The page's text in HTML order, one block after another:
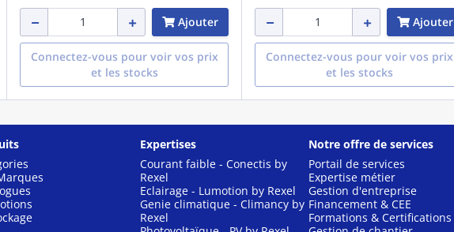
Ajouter
Connectez-vous pour voir vos prix
et les stocks
Ajouter
Connectez-vous pour voir vos prix
et les stocks
Expertises
Courant faible - Conectis by
Rexel
Eclairage - Lumotion by Rexel
Genie climatique - Climancy by
Rexel
Notre offre de services
Portail de services
Expertise métier
Gestion d'entreprise
Financement & CEE
Formations & Certifications